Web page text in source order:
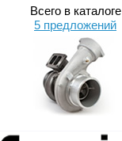
Всего в каталоге
5 предложений